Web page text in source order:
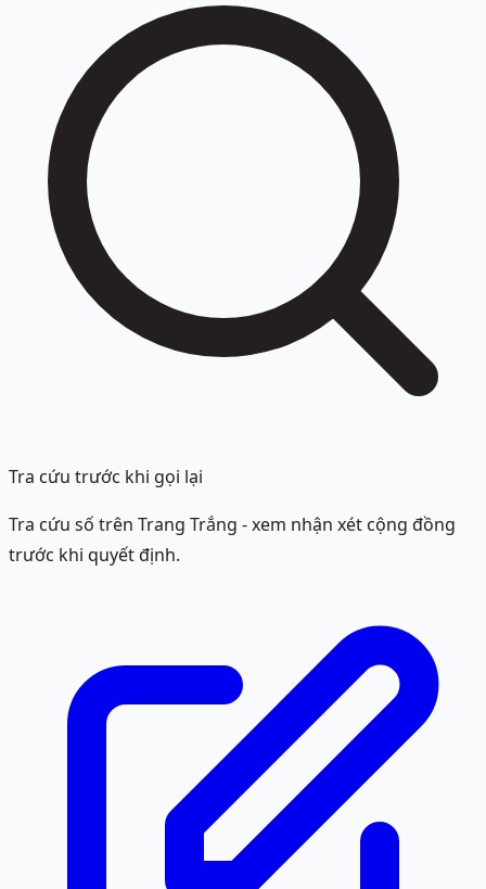
Tra cứu trước khi gọi lại
Tra cứu số trên Trang Trắng - xem nhận xét cộng đồng
trước khi quyết định.